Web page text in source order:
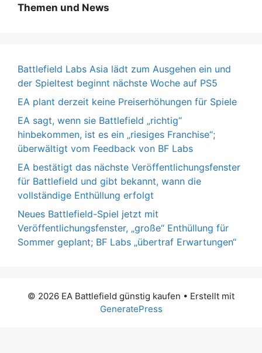
Themen und News
Battlefield Labs Asia lädt zum Ausgehen ein und
der Spieltest beginnt nächste Woche auf PS5
EA plant derzeit keine Preiserhöhungen für Spiele
EA sagt, wenn sie Battlefield „richtig“
hinbekommen, ist es ein „riesiges Franchise“;
überwältigt vom Feedback von BF Labs
EA bestätigt das nächste Veröffentlichungsfenster
für Battlefield und gibt bekannt, wann die
vollständige Enthüllung erfolgt
Neues Battlefield-Spiel jetzt mit
Veröffentlichungsfenster, „große“ Enthüllung für
Sommer geplant; BF Labs „übertraf Erwartungen“
© 2026 EA Battlefield günstig kaufen • Erstellt mit
GeneratePress